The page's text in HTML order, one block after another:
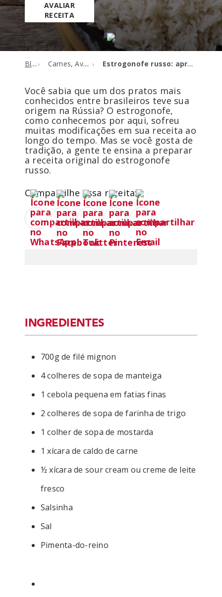
AVALIAR
RECEITA
Blog Carnes, Aves e Peixes Estrogonofe russo: aprenda a receita original
Você sabia que um dos pratos mais
conhecidos entre brasileiros teve sua
origem na Rússia? O estrogonofe,
como conhecemos por aqui, sofreu
muitas modificações em sua receita ao
longo do tempo. Mas se você gosta de
tradição, a gente te ensina a preparar
a receita original do estrogonofe
russo.
Compartilhe essa receita:
INGREDIENTES
700g de filé mignon
4 colheres de sopa de manteiga
1 cebola pequena em fatias finas
2 colheres de sopa de farinha de trigo
1 colher de sopa de mostarda
1 xícara de caldo de carne
½ xícara de sour cream ou creme de leite
fresco
Salsinha
Sal
Pimenta-do-reino